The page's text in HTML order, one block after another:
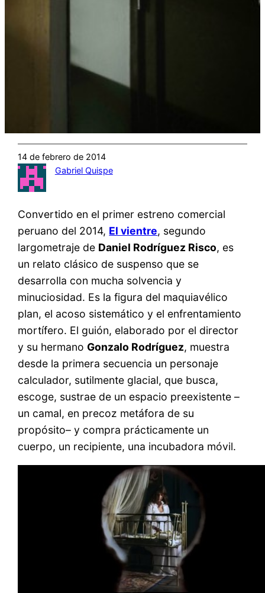
14 de febrero de 2014
Gabriel Quispe
Convertido en el primer estreno comercial
peruano del 2014, El vientre, segundo
largometraje de Daniel Rodríguez Risco, es
un relato clásico de suspenso que se
desarrolla con mucha solvencia y
minuciosidad. Es la figura del maquiavélico
plan, el acoso sistemático y el enfrentamiento
mortífero. El guión, elaborado por el director
y su hermano Gonzalo Rodríguez, muestra
desde la primera secuencia un personaje
calculador, sutilmente glacial, que busca,
escoge, sustrae de un espacio preexistente –
un camal, en precoz metáfora de su
propósito– y compra prácticamente un
cuerpo, un recipiente, una incubadora móvil.